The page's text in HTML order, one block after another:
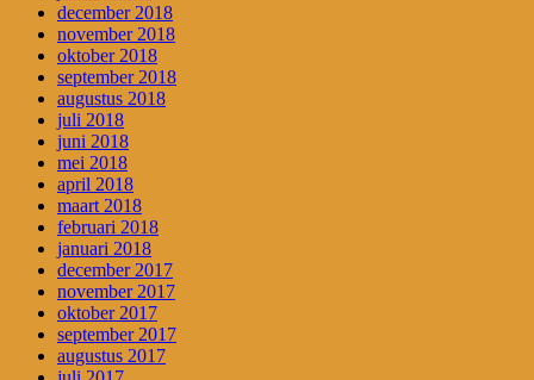
december 2018
november 2018
oktober 2018
september 2018
augustus 2018
juli 2018
juni 2018
mei 2018
april 2018
maart 2018
februari 2018
januari 2018
december 2017
november 2017
oktober 2017
september 2017
augustus 2017